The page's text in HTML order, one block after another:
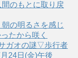
のもとに取り戻
の明るさを感じ
たから咲く
ガオの謎▽歩行者
24日(金)午後